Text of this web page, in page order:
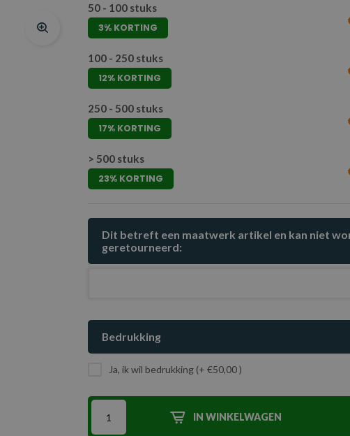
50 - 100 stuks
3% KORTING
100 - 250 stuks
12% KORTING
250 - 500 stuks
17% KORTING
> 500 stuks
23% KORTING
Dit betreft een maatwerk artikel en kan niet
geretourneerd:
Bedrukking
Ja, ik wil bedrukking (+ €50,00 )
IN WINKELWAGEN